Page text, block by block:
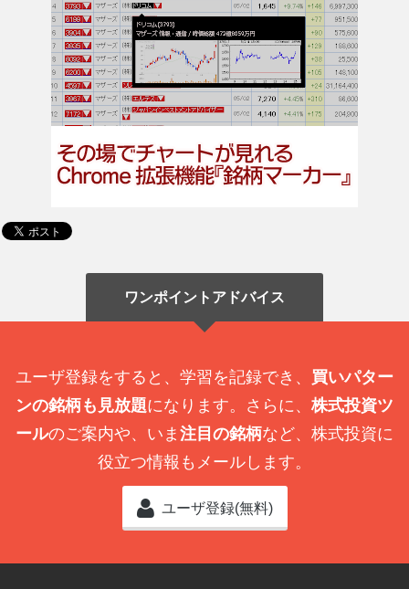
ワンポイントアドバイス
ユーザ登録をすると、学習を記録でき、 買いパター
ンの銘柄も見放題になります。さらに、 株式投資ツ
ールのご案内や、いま 注目の銘柄など、株式投資に
役立つ情報もメールします。
ユーザ登録(無料)